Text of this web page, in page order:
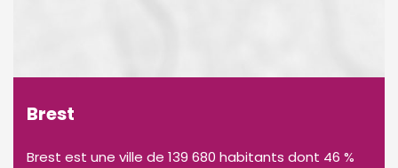
Brest
Brest est une ville de 139 680 habitants dont 46 %